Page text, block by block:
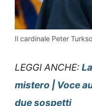
Il cardinale Peter
LEGGI ANCHE:
mistero | Voce
due sospetti